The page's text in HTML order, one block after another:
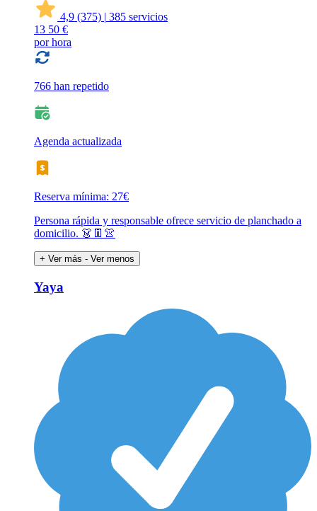
4,9 (375) | 385 servicios
13 50 €
por hora
766 han repetido
Agenda actualizada
Reserva mínima: 27€
Persona rápida y responsable ofrece servicio de planchado a
domicilio. 👗👖👚
+ Ver más - Ver menos
Yaya